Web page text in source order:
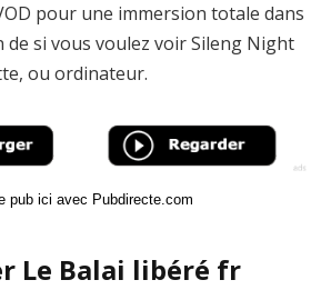
pour une immersion totale dans
de si vous voulez voir Sileng Night
ou ordinateur.
pub ici avec Pubdirecte.com
Le Balai libéré fr